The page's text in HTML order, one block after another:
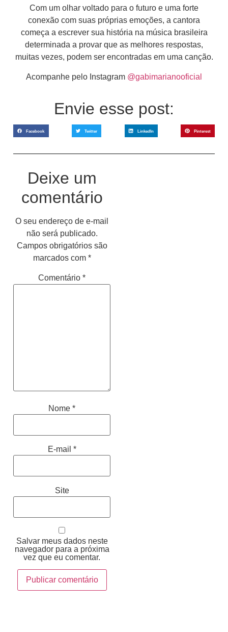
Com um olhar voltado para o futuro e uma forte
conexão com suas próprias emoções, a cantora
começa a escrever sua história na música brasileira
determinada a provar que as melhores respostas,
muitas vezes, podem ser encontradas em uma canção.
Acompanhe pelo Instagram @gabimarianooficial
Envie esse post:
Facebook Twitter LinkedIn Pinterest
Deixe um
comentário
O seu endereço de e-mail
não será publicado.
Campos obrigatórios são
marcados com *
Comentário *
Nome *
E-mail *
Site
Salvar meus dados neste
navegador para a próxima
vez que eu comentar.